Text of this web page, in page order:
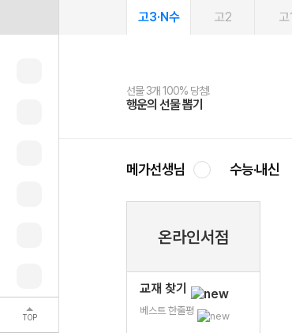
TOP
고3·N수 고2 고
선물 3개 100% 당첨!
행운의 선물 뽑기
선물 100% 증정!
메가스터디 X 올리브
여름방학 스터디 캐시백
메가런 썸머스쿨
2027 러셀 단과
강사 공개선발
스마트러닝앱
설문 EVENT
메가패스
3일 무료 체험권
메가패스 수강생 무료혜택!
메가클럽 멤버십
사회공헌 캠페인
희망이룸 메가나눔
메가선생님 수능·내신
온라인서점
교재 찾기
베스트 한줄평